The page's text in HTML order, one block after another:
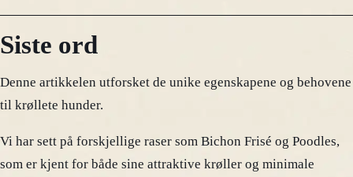
Siste ord
Denne artikkelen utforsket de unike egenskapene og behovene
til krøllete hunder.
Vi har sett på forskjellige raser som Bichon Frisé og Poodles,
som er kjent for både sine attraktive krøller og minimale